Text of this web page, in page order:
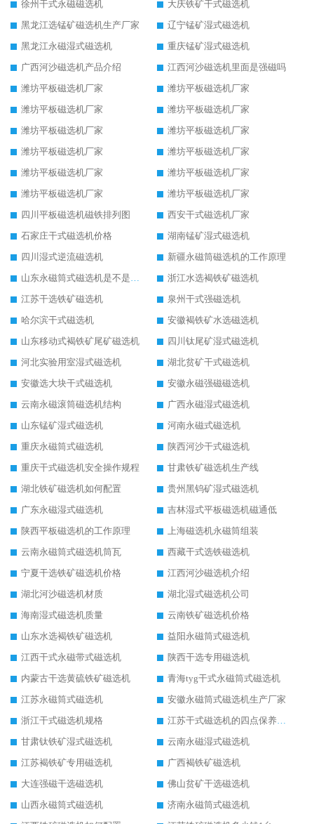
徐州干式永磁磁选机
大庆铁矿干式磁选机
黑龙江选锰矿磁选机生产厂家
辽宁锰矿湿式磁选机
黑龙江永磁湿式磁选机
重庆锰矿湿式磁选机
广西河沙磁选机产品介绍
江西河沙磁选机里面是强磁吗
潍坊平板磁选机厂家
潍坊平板磁选机厂家
潍坊平板磁选机厂家
潍坊平板磁选机厂家
潍坊平板磁选机厂家
潍坊平板磁选机厂家
潍坊平板磁选机厂家
潍坊平板磁选机厂家
潍坊平板磁选机厂家
潍坊平板磁选机厂家
潍坊平板磁选机厂家
潍坊平板磁选机厂家
四川平板磁选机磁铁排列图
西安干式磁选机厂家
石家庄干式磁选机价格
湖南锰矿湿式磁选机
四川湿式逆流磁选机
新疆永磁筒磁选机的工作原理
山东永磁筒式磁选机是不是强磁
浙江水选褐铁矿磁选机
江苏干选铁矿磁选机
泉州干式强磁选机
哈尔滨干式磁选机
安徽褐铁矿水选磁选机
山东移动式褐铁矿尾矿磁选机
四川钛尾矿湿式磁选机
河北实验用室湿式磁选机
湖北贫矿干式磁选机
安徽选大块干式磁选机
安徽永磁强磁磁选机
云南永磁滚筒磁选机结构
广西永磁湿式磁选机
山东锰矿湿式磁选机
河南永磁式磁选机
重庆永磁筒式磁选机
陕西河沙干式磁选机
重庆干式磁选机安全操作规程
甘肃铁矿磁选机生产线
湖北铁矿磁选机如何配置
贵州黑钨矿湿式磁选机
广东永磁湿式磁选机
吉林湿式平板磁选机磁通低
陕西平板磁选机的工作原理
上海磁选机永磁筒组装
云南永磁筒式磁选机筒瓦
西藏干式选铁磁选机
宁夏干选铁矿磁选机价格
江西河沙磁选机介绍
湖北河沙磁选机材质
湖北湿式磁选机公司
海南湿式磁选机质量
云南铁矿磁选机价格
山东水选褐铁矿磁选机
益阳永磁筒式磁选机
江西干式永磁带式磁选机
陕西干选专用磁选机
内蒙古干选黄硫铁矿磁选机
青海tyg干式永磁筒式磁选机
江苏永磁筒式磁选机
安徽永磁筒式磁选机生产厂家
浙江干式磁选机规格
江苏干式磁选机的四点保养秘籍
甘肃钛铁矿湿式磁选机
云南永磁湿式磁选机
江苏褐铁矿专用磁选机
广西褐铁矿磁选机
大连强磁干选磁选机
佛山贫矿干选磁选机
山西永磁筒式磁选机
济南永磁筒式磁选机